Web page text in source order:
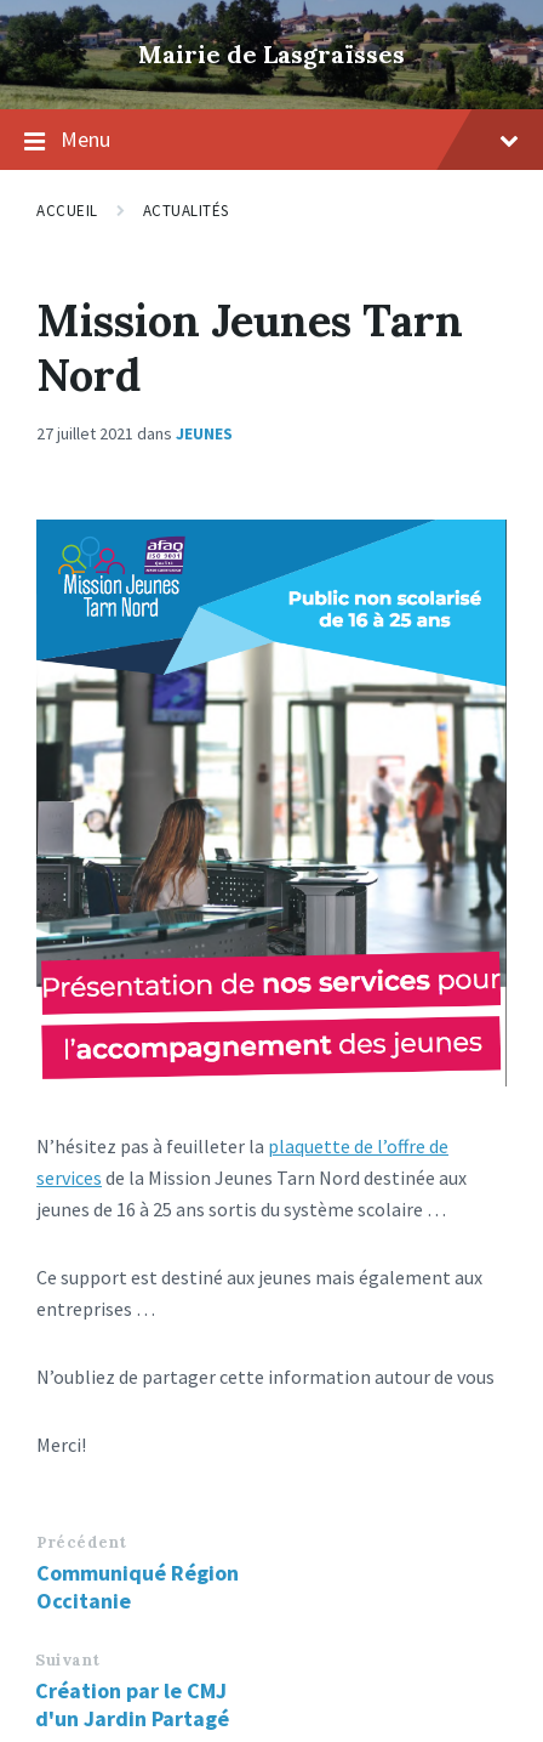
Skip
to
content
Skip
to
main
navigation
Skip
to
footer
Mairie de Lasgraïsses
Menu
ACCUEIL ACTUALITÉS
Mission Jeunes Tarn
Nord
27 juillet 2021 dans JEUNES
N’hésitez pas à feuilleter la plaquette de l’offre de
services de la Mission Jeunes Tarn Nord destinée aux
jeunes de 16 à 25 ans sortis du système scolaire …
Ce support est destiné aux jeunes mais également aux
entreprises …
N’oubliez de partager cette information autour de vous
Merci!
Précédent
Communiqué Région
Occitanie
Suivant
Création par le CMJ
d'un Jardin Partagé